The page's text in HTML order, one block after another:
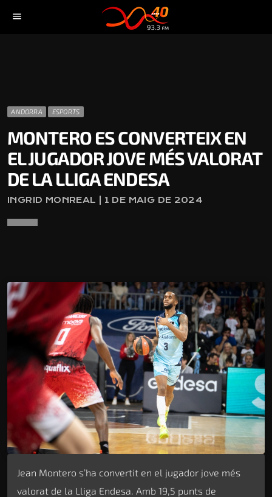
menu
ANDORRA ESPORTS
MONTERO ES CONVERTEIX EN
EL JUGADOR JOVE MÉS VALORAT
DE LA LLIGA ENDESA
INGRID MONREAL | 1 DE MAIG DE 2024
Jean Montero s’ha convertit en el jugador jove més
valorat de la Lliga Endesa. Amb 19,5 punts de